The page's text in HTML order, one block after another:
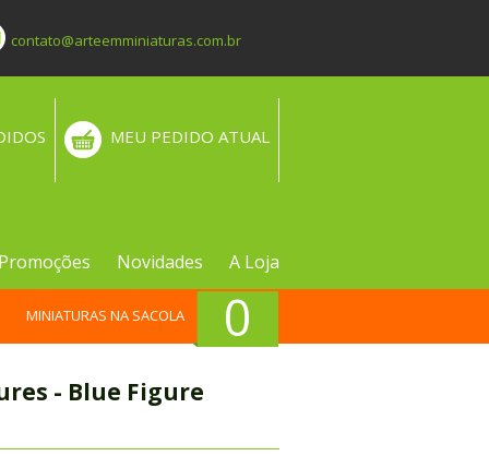
contato@arteemminiaturas.com.br
MEU PEDIDO ATUAL
Promoções Novidades A Loja
0
MINIATURAS NA SACOLA
- Blue Figure